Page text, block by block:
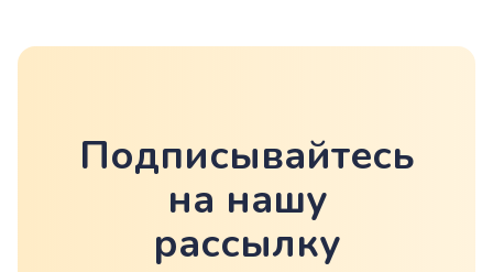
Подписывайтесь
на нашу
рассылку